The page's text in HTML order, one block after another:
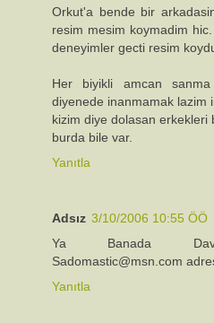
Orkut'a bende bir
resim mesim koymadim
deneyimler gecti resim
Her biyikli amcan
diyenede inanmamak lazim
kizim diye dolasan erkekleri
burda bile var.
Yanıtla
Adsız 3/10/2006 10:55 ÖÖ
Ya Banada
Sadomastic@msn.com
Yanıtla